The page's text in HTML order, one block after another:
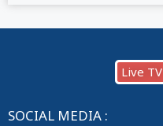
Live TV
SOCIAL MEDIA :